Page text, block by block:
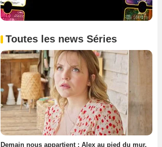
Toutes les news Séries
Demain nous appartient : Alex au pied du mur,